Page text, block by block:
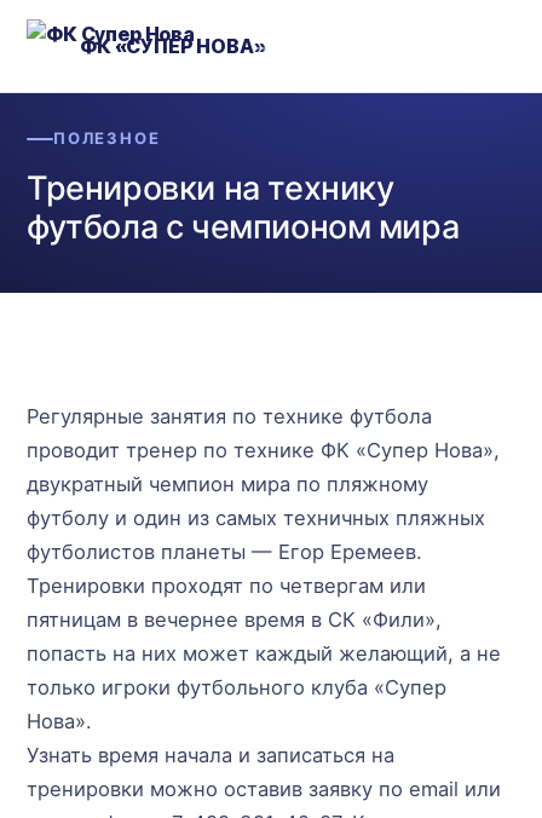
ФК «СУПЕР НОВА»
ПОЛЕЗНОЕ
Тренировки на технику
футбола с чемпионом мира
Регулярные занятия по технике футбола
проводит тренер по технике ФК «Супер Нова»,
двукратный чемпион мира по пляжному
футболу и один из самых техничных пляжных
футболистов планеты — Егор Еремеев.
Тренировки проходят по четвергам или
пятницам в вечернее время в СК «Фили»,
попасть на них может каждый желающий, а не
только игроки футбольного клуба «Супер
Нова».
Узнать время начала и записаться на
тренировки можно оставив заявку по email или